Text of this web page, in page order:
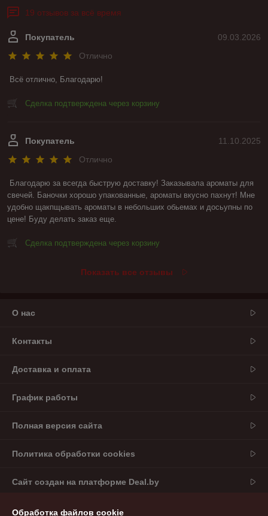
19 отзывов за всё время
09.03.2026
Покупатель
Отлично
Всё отлично, Благодарю!
Сделка подтверждена через корзину
11.10.2025
Покупатель
Отлично
Благодарю за всегда быструю доставку! Заказывала ароматы для
свечей. Баночки хорошо упакованные, ароматы вкусно пахнут! Мне
удобно щакпщывать ароматы в небольших обьемах и досьупны по
цене! Буду делать заказ еще.
Сделка подтверждена через корзину
Показать все отзывы
О нас
Контакты
Доставка и оплата
График работы
Полная версия сайта
Политика обработки cookies
Сайт создан на платформе Deal.by
Обработка файлов cookie